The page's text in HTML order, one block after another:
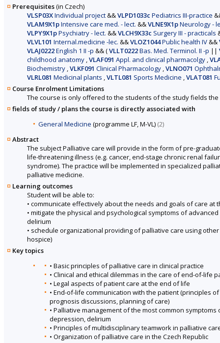
Prerequisites(in Czech)
VLSP03XIndividual project&&VLPD1033c Pediatrics III-practice
VLAM9X1pIntensive care med. - lect. &&VLNE9X1pNeurology -
VLPY9X1pPsychiatry - lect. &&VLCH9X33c Surgery III - practicals
VLVL101 Internal.medicine -lec. &&VLOZ1044Public health IV&&
VLAJ0222English 1 II -p &&(VLLT0222Bas. Med. Terminol. II -p ||
childhood anatomy ,VLAF091 Appl. and clinical pharmacolgy ,
Biochemistry ,VLKF091 Clinical Pharmacology ,VLNO071
VLRL081 Medicinal plants ,VLTL081 Sports Medicine ,VLAT081
Course Enrolment Limitations
The course is only offered to the students of the study fields
fields of study / plans the course is directly associated with
General Medicine (programme LF, M-VL) (2)
Abstract
The subject Palliative care will provide in the form of pre-
life-threatening illness (e.g. cancer, end-stage chronic renal
syndrome). The practice will be implemented in specialized
palliative medicine.
Learning outcomes
Student will be able to:
• communicate effectively about the needs and goals of care
• mitigate the physical and psychological symptoms of
delirium
• schedule organizational providing of palliative care using
hospice)
Key topics
• Basic principles of palliative care in clinical practice
• Clinical and ethical dilemmas in the care of end-of-life
• Legal aspects of patient care at the end of life
• End-of-life communication with the patient (principles
prognosis discussions, planning of care)
• Palliative management of the most common
depression, delirium
• Principles of multidisciplinary teamwork in palliative
• Organization of palliative care in the Czech Republic